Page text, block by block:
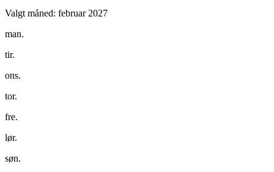
Valgt måned: februar 2027
man.
tir.
ons.
tor.
fre.
lør.
søn.